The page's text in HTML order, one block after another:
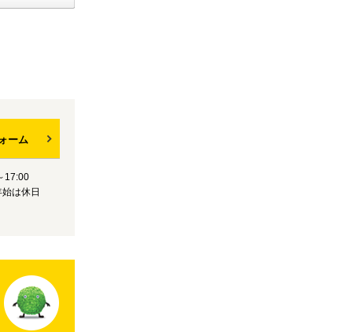
ーム
17:00
は休日